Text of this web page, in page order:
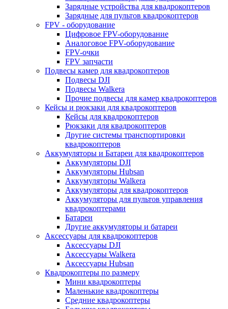
Зарядные устройства для квадрокоптеров
Зарядные для пультов квадрокоптеров
FPV - оборудование
Цифровое FPV-оборудование
Аналоговое FPV-оборудование
FPV-очки
FPV запчасти
Подвесы камер для квадрокоптеров
Подвесы DJI
Подвесы Walkera
Прочие подвесы для камер квадрокоптеров
Кейсы и рюкзаки для квадрокоптеров
Кейсы для квадрокоптеров
Рюкзаки для квадрокоптеров
Другие системы транспортировки
квадрокоптеров
Аккумуляторы и Батареи для квадрокоптеров
Аккумуляторы DJI
Аккумуляторы Hubsan
Аккумуляторы Walkera
Аккумуляторы для квадрокоптеров
Аккумуляторы для пультов управления
квадрокоптерами
Батареи
Другие аккумуляторы и батареи
Аксессуары для квадрокоптеров
Аксессуары DJI
Аксессуары Walkera
Аксессуары Hubsan
Квадрокоптеры по размеру
Мини квадрокоптеры
Маленькие квадрокоптеры
Средние квадрокоптеры